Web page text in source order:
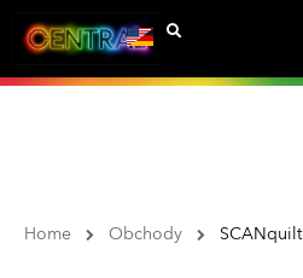
Home Obchody SCANquilt